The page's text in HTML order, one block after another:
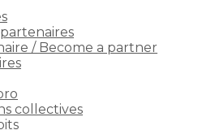
/ Become a partner
collectives